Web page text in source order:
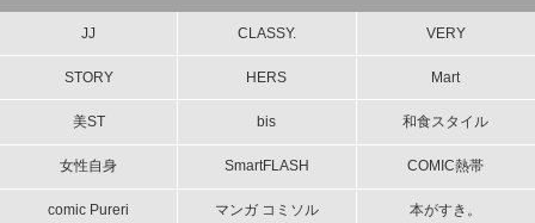
JJ CLASSY. VERY
STORY HERS Mart
美ST bis 和食スタイル
女性自身 SmartFLASH COMIC熱帯
comic Pureri マンガ コミソル 本がすき。